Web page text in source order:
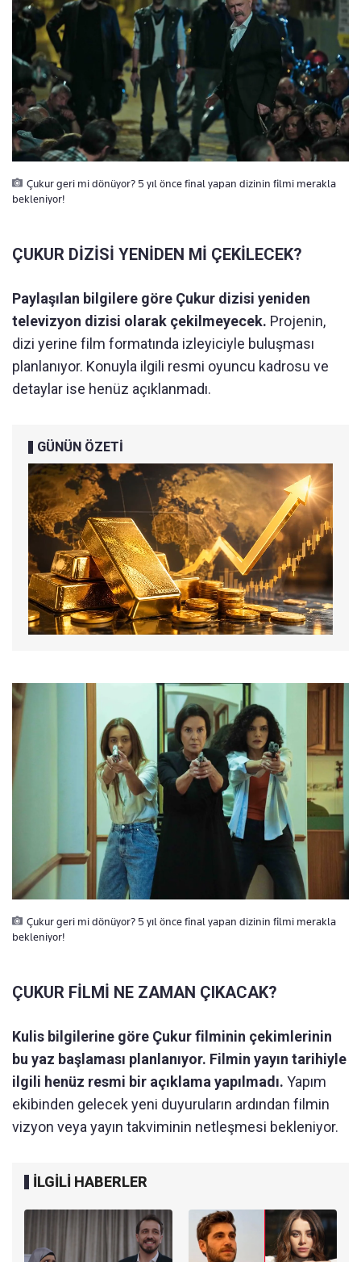
Çukur geri mi dönüyor? 5 yıl önce final yapan dizinin filmi merakla
bekleniyor!
ÇUKUR DİZİSİ YENİDEN Mİ ÇEKİLECEK?
Paylaşılan bilgilere göre Çukur dizisi yeniden
televizyon dizisi olarak çekilmeyecek. Projenin,
dizi yerine film formatında izleyiciyle buluşması
planlanıyor. Konuyla ilgili resmi oyuncu kadrosu ve
detaylar ise henüz açıklanmadı.
GÜNÜN ÖZETİ
Çukur geri mi dönüyor? 5 yıl önce final yapan dizinin filmi merakla
bekleniyor!
ÇUKUR FİLMİ NE ZAMAN ÇIKACAK?
Kulis bilgilerine göre Çukur filminin çekimlerinin
bu yaz başlaması planlanıyor. Filmin yayın tarihiyle
ilgili henüz resmi bir açıklama yapılmadı. Yapım
ekibinden gelecek yeni duyuruların ardından filmin
vizyon veya yayın takviminin netleşmesi bekleniyor.
İLGİLİ HABERLER